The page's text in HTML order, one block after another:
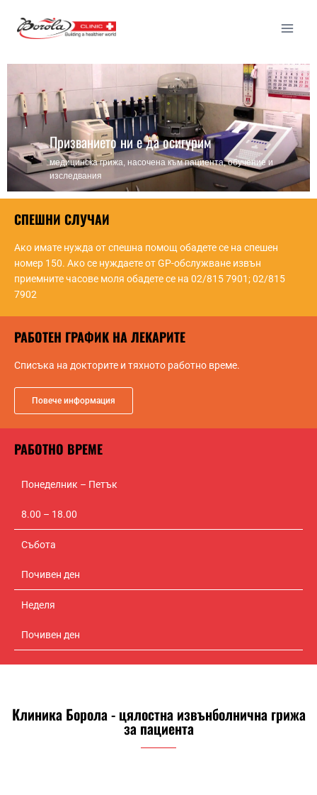
Призванието ни е да осигурим
медицинска грижа, насочена към пациента, обучение и
изследвания
СПЕШНИ СЛУЧАИ
Ако имате нужда от спешна помощ обадете се на спешен
номер 150. Ако се нуждаете от GP-обслужване извън
приемните часове моля обадете се на 02/815 7901; 02/815
7902
РАБОТЕН ГРАФИК НА ЛЕКАРИТЕ
Списъка на докторите и тяхното работно време.
Повече информация
РАБОТНО ВРЕМЕ
Понеделник – Петък
8.00 – 18.00
Събота
Почивен ден
Неделя
Почивен ден
Клиника Борола - цялостна извънболнична грижа
за пациента